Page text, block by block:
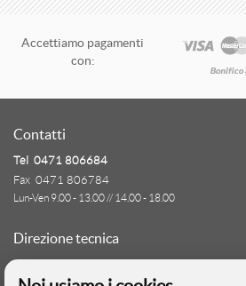
Accettiamo pagamenti
con:
Contatti
Tel 0471 806684
Fax 0471 806784
Lun-Ven 9.00 - 13.00 // 14.00 - 18.00
Direzione tecnica